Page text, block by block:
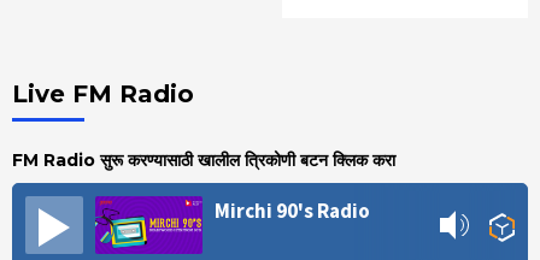
Live FM Radio
FM Radio सुरू करण्यासाठी खालील त्रिकोणी बटन क्लिक करा
Mirchi 90's Radio